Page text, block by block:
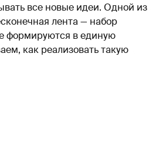
все новые идеи. Одной из
лента — набор
формируются в единую
как реализовать такую